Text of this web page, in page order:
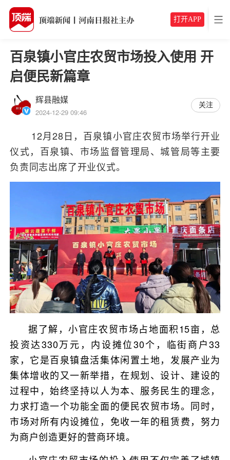
打开APP
百泉镇小官庄农贸市场投入使用 开
启便民新篇章
辉县融媒
2024-12-29 09:46
关注
12月28日，百泉镇小官庄农贸市场举行开业
仪式，百泉镇、市场监督管理局、城管局等主要
负责同志出席了开业仪式。
据了解，小官庄农贸市场占地面积15亩，总
投资达330万元，内设摊位30个，临街商户33
家，它是百泉镇盘活集体闲置土地，发展产业为
集体增收的又一新举措，在规划、设计、建设的
过程中，始终坚持以人为本、服务民生的理念，
力求打造一个功能全面的便民农贸市场。同时，
市场对所有内设摊位，免收一年的租赁费，努力
为商户创造更好的营商环境。